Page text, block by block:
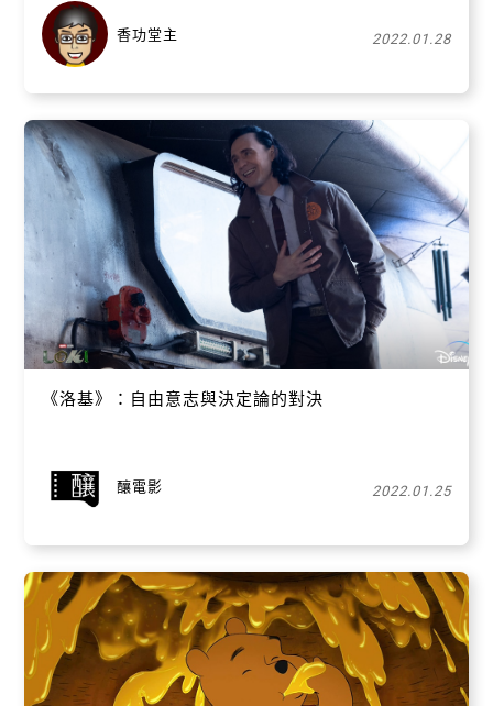
香功堂主 2022.01.28
《洛基》：自由意志與決定論的對決
釀電影 2022.01.25